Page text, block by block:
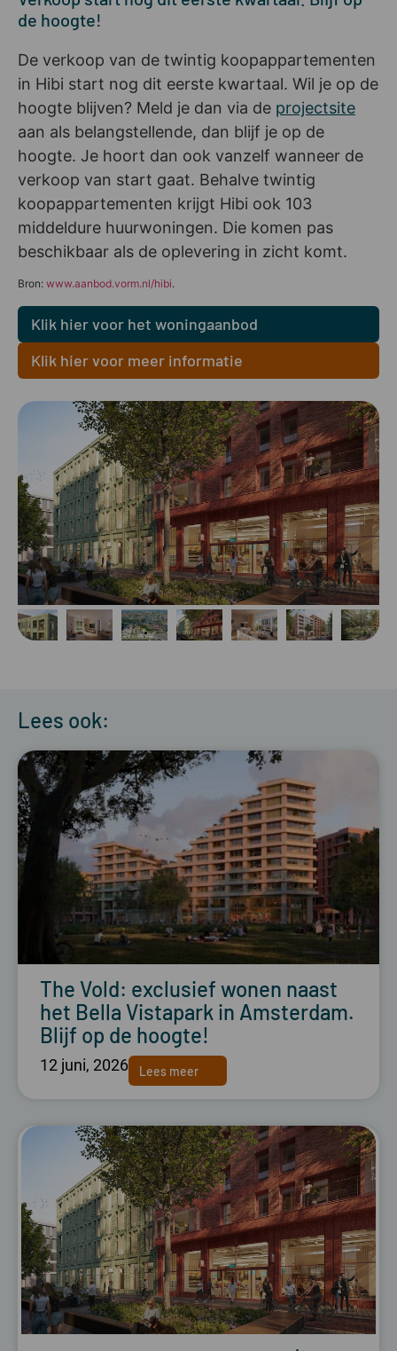
de hoogte!
De verkoop van de twintig koopappartementen
in Hibi start nog dit eerste kwartaal. Wil je op de
hoogte blijven? Meld je dan via de projectsite
aan als belangstellende, dan blijf je op de
hoogte. Je hoort dan ook vanzelf wanneer de
verkoop van start gaat. Behalve twintig
koopappartementen krijgt Hibi ook 103
middeldure huurwoningen. Die komen pas
beschikbaar als de oplevering in zicht komt.
Bron: www.aanbod.vorm.nl/hibi.
Klik hier voor het woningaanbod
Klik hier voor meer informatie
Lees ook:
The Vold: exclusief wonen naast
het Bella Vistapark in Amsterdam.
Blijf op de hoogte!
12 juni, 2026 Lees meer